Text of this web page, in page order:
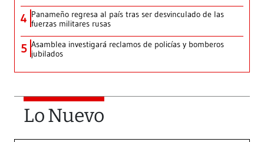
4 Panameño regresa al país tras ser desvinculado de las
fuerzas militares rusas
5 Asamblea investigará reclamos de policías y bomberos
jubilados
Lo Nuevo